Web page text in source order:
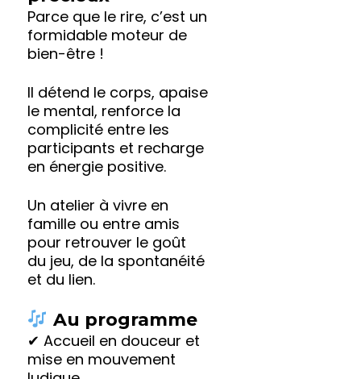
Parce que le rire, c’est un
formidable moteur de
bien-être !
Il détend le corps, apaise
le mental, renforce la
complicité entre les
participants et recharge
en énergie positive.
Un atelier à vivre en
famille ou entre amis
pour retrouver le goût
du jeu, de la spontanéité
et du lien.
Au programme
✔ Accueil en douceur et
mise en mouvement